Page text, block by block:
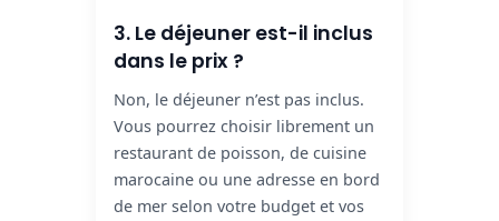
3. Le déjeuner est-il inclus
dans le prix ?
Non, le déjeuner n’est pas inclus.
Vous pourrez choisir librement un
restaurant de poisson, de cuisine
marocaine ou une adresse en bord
de mer selon votre budget et vos